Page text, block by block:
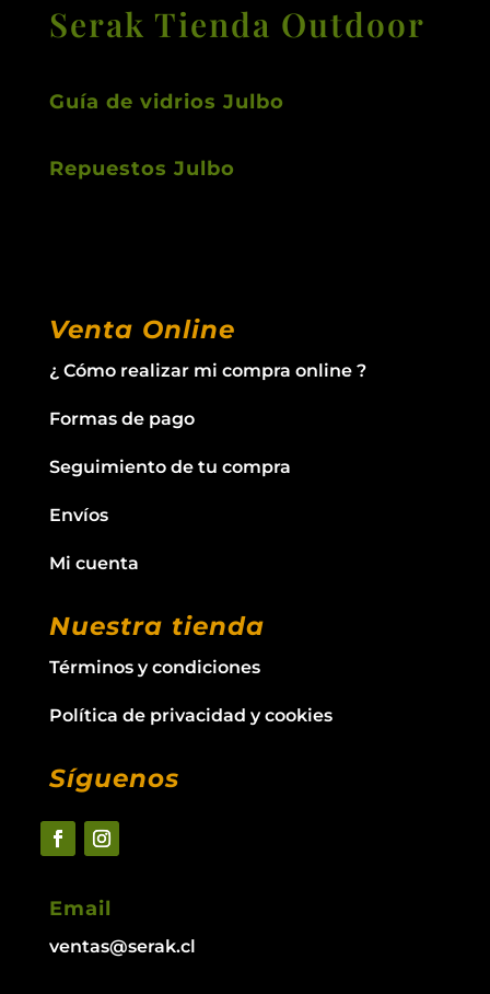
Serak Tienda Outdoor
Guía de vidrios Julbo
Repuestos Julbo
Venta Online
¿ Cómo realizar mi compra online ?
Formas de pago
Seguimiento de tu compra
Envíos
Mi cuenta
Nuestra tienda
Términos y condiciones
Política de privacidad y cookies
Síguenos
Email
ventas@serak.cl